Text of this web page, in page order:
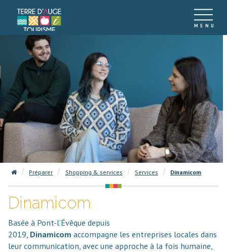
Préparer Shopping & services Services Dinamicom
Dinamicom
Basée à Pont-l’Évêque depuis
2019, Dinamicom accompagne les entreprises locales dans
leur communication, avec une approche à la fois humaine,